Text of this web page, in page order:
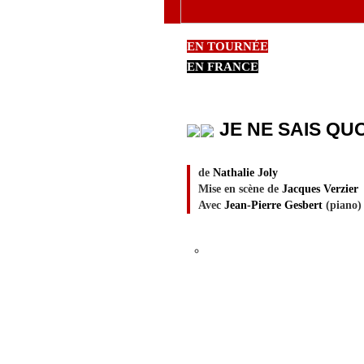
EN TOURNÉE
EN FRANCE
JE NE SAIS
de Nathalie Joly
Mise en scène de Jacques Verzier
Avec Jean-Pierre Gesbert (piano)